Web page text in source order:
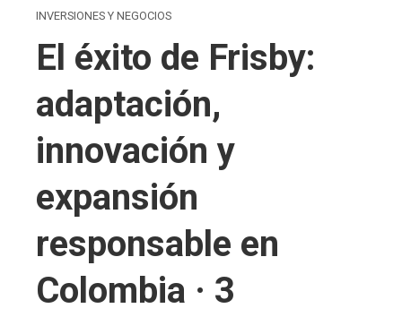
INVERSIONES Y NEGOCIOS
El éxito de Frisby:
adaptación,
innovación y
expansión
responsable en
Colombia · 3